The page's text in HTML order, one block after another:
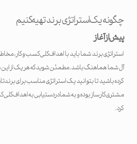
چگونه یک استراتژی برند تهیه کنیم
پیش از آغاز
استراتژی برند شما باید با اهداف کلی کسب و کار،
آل شما هماهنگ باشد. مطمئن شوید که هر یک از این
کرده باشید تا بتوانید یک استراتژی مناسب برای
مشتری کارساز بوده و به شما در دستیابی به اهداف
کرد.